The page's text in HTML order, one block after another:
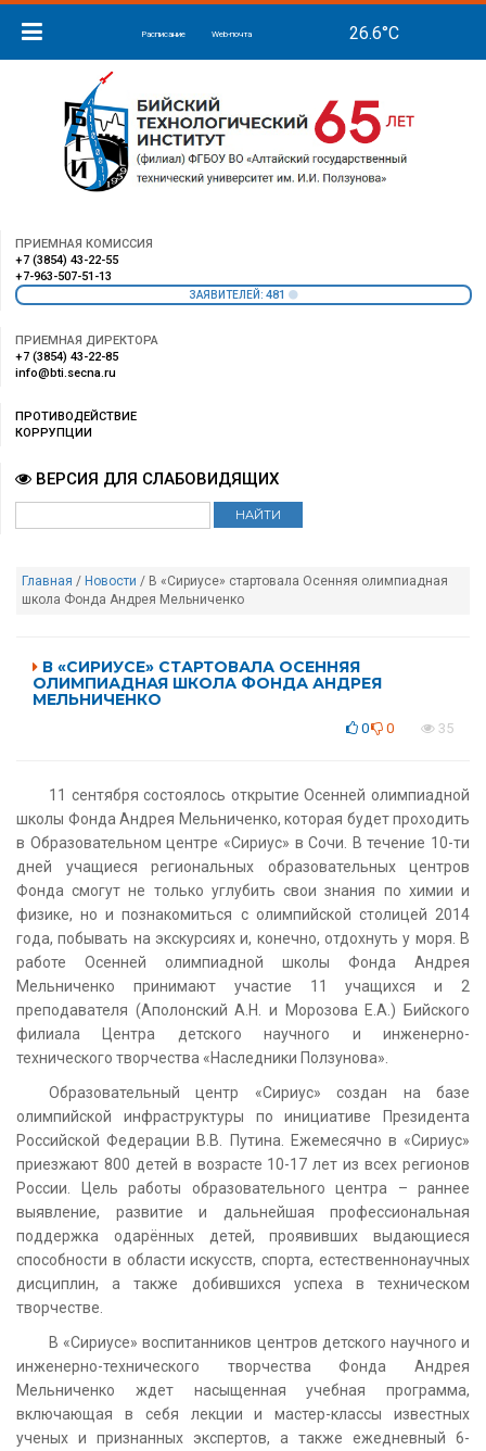
Расписание Web-почта
ПРИЕМНАЯ КОМИССИЯ
+7 (3854) 43-22-55
+7-963-507-51-13
ЗАЯВИТЕЛЕЙ: 481
ПРИЕМНАЯ ДИРЕКТОРА
+7 (3854) 43-22-85
info@bti.secna.ru
ПРОТИВОДЕЙСТВИЕ
КОРРУПЦИИ
ВЕРСИЯ ДЛЯ СЛАБОВИДЯЩИХ
Главная / Новости / В «Сириусе» стартовала Осенняя олимпиадная
школа Фонда Андрея Мельниченко
В «СИРИУСЕ» СТАРТОВАЛА ОСЕННЯЯ
ОЛИМПИАДНАЯ ШКОЛА ФОНДА АНДРЕЯ
МЕЛЬНИЧЕНКО
0 0 35
11 сентября состоялось открытие Осенней олимпиадной
школы Фонда Андрея Мельниченко, которая будет проходить
в Образовательном центре «Сириус» в Сочи. В течение 10-ти
дней учащиеся региональных образовательных центров
Фонда смогут не только углубить свои знания по химии и
физике, но и познакомиться с олимпийской столицей 2014
года, побывать на экскурсиях и, конечно, отдохнуть у моря. В
работе Осенней олимпиадной школы Фонда Андрея
Мельниченко принимают участие 11 учащихся и 2
преподавателя (Аполонский А.Н. и Морозова Е.А.) Бийского
филиала Центра детского научного и инженерно-
технического творчества «Наследники Ползунова».
Образовательный центр «Сириус» создан на базе
олимпийской инфраструктуры по инициативе Президента
Российской Федерации В.В. Путина. Ежемесячно в «Сириус»
приезжают 800 детей в возрасте 10-17 лет из всех регионов
России. Цель работы образовательного центра – раннее
выявление, развитие и дальнейшая профессиональная
поддержка одарённых детей, проявивших выдающиеся
способности в области искусств, спорта, естественнонаучных
дисциплин, а также добившихся успеха в техническом
творчестве.
В «Сириусе» воспитанников центров детского научного и
инженерно-технического творчества Фонда Андрея
Мельниченко ждет насыщенная учебная программа,
включающая в себя лекции и мастер-классы известных
ученых и признанных экспертов, а также ежедневный 6-